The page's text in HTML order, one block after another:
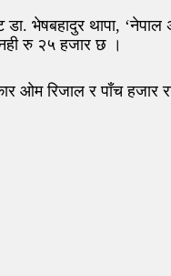
डा. भेषबहादुर थापा,
रु २५ हजार छ ।
ओम रिजाल र पाँच हजार